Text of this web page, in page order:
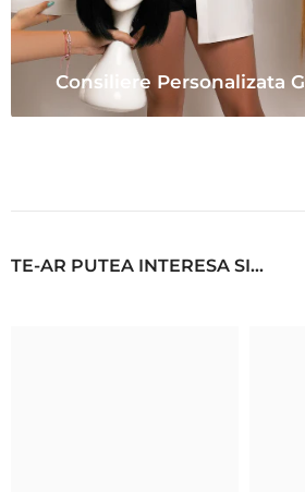
Consiliere Personalizata
TE-AR PUTEA INTERESA SI...